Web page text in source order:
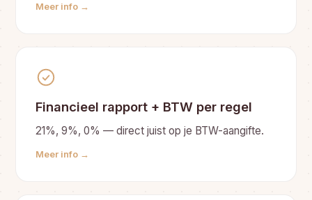
Meer info →
Financieel rapport + BTW per regel
21%, 9%, 0% — direct juist op je BTW-aangifte.
Meer info →